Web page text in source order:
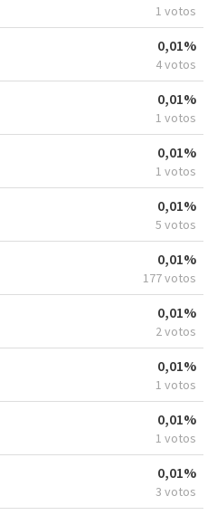
1 votos
0,01%
4 votos
0,01%
1 votos
0,01%
1 votos
0,01%
5 votos
0,01%
177 votos
0,01%
2 votos
0,01%
1 votos
0,01%
1 votos
0,01%
3 votos